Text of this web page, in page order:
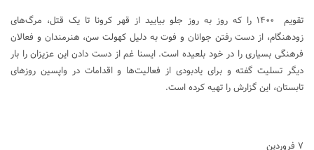
تقویم ۱۴۰۰ را که روز به روز جلو بیایید از قهر کرونا تا یک قتل، مرگ‌های
زودهنگام، از دست رفتن جوانان و فوت به دلیل کهولت سن، هنرمندان و فعالان
فرهنگی بسیاری را در خود بلعیده است. ایسنا غم از دست دادن این عزیزان را بار
دیگر تسلیت گفته و برای یادبودی از فعالیت‌ها و اقدامات در واپسین روزهای
تابستان، این گزارش را تهیه کرده است.
۷ فروردین